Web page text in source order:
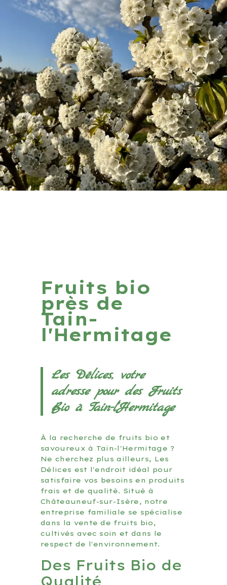
Fruits bio
près de
Tain-
l'Hermitage
Les Délices, votre
adresse pour des Fruits
Bio à Tain-l'Hermitage
À la recherche de fruits bio et
savoureux à Tain-l'Hermitage ?
Ne cherchez plus ailleurs, Les
Délices est l'endroit idéal pour
satisfaire vos besoins en produits
frais et de qualité. Situé à
Châteauneuf-sur-Isère, notre
entreprise familiale se spécialise
dans la vente de fruits bio,
cultivés avec soin et dans le
respect de l'environnement.
Des Fruits Bio de